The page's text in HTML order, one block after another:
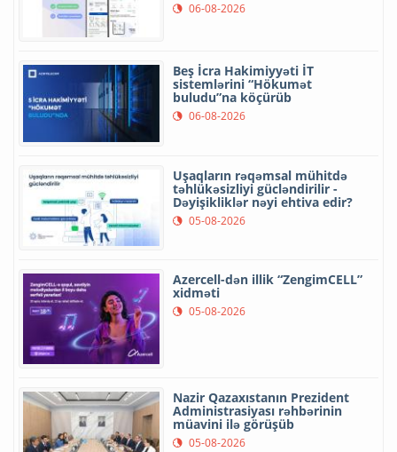
06-08-2026
Beş İcra Hakimiyyəti İT
sistemlərini “Hökumət
buludu”na köçürüb
06-08-2026
Uşaqların rəqəmsal mühitdə
təhlükəsizliyi gücləndirilir -
Dəyişikliklər nəyi ehtiva edir?
05-08-2026
Azercell-dən illik “ZengimCELL”
xidməti
05-08-2026
Nazir Qazaxıstanın Prezident
Administrasiyası rəhbərinin
müavini ilə görüşüb
05-08-2026